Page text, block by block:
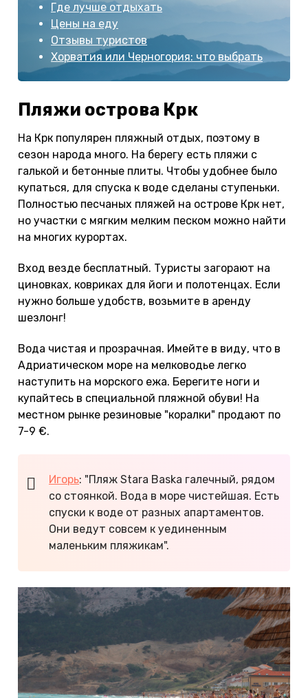
Где лучше отдыхать
Цены на еду
Отзывы туристов
Хорватия или Черногория: что выбрать
Пляжи острова Крк
На Крк популярен пляжный отдых, поэтому в
сезон народа много. На берегу есть пляжи с
галькой и бетонные плиты. Чтобы удобнее было
купаться, для спуска к воде сделаны ступеньки.
Полностью песчаных пляжей на острове Крк нет,
но участки с мягким мелким песком можно найти
на многих курортах.
Вход везде бесплатный. Туристы загорают на
циновках, ковриках для йоги и полотенцах. Если
нужно больше удобств, возьмите в аренду
шезлонг!
Вода чистая и прозрачная. Имейте в виду, что в
Адриатическом море на мелководье легко
наступить на морского ежа. Берегите ноги и
купайтесь в специальной пляжной обуви! На
местном рынке резиновые "коралки" продают по
7-9 €.
Игорь: "Пляж Stara Baska галечный, рядом
со стоянкой. Вода в море чистейшая. Есть
спуски к воде от разных апартаментов.
Они ведут совсем к уединенным
маленьким пляжикам".